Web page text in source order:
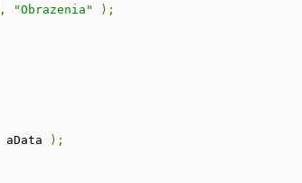
, "Obrazenia" );
aData );